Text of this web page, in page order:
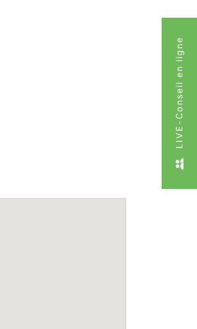
LIVE-Conseil en ligne